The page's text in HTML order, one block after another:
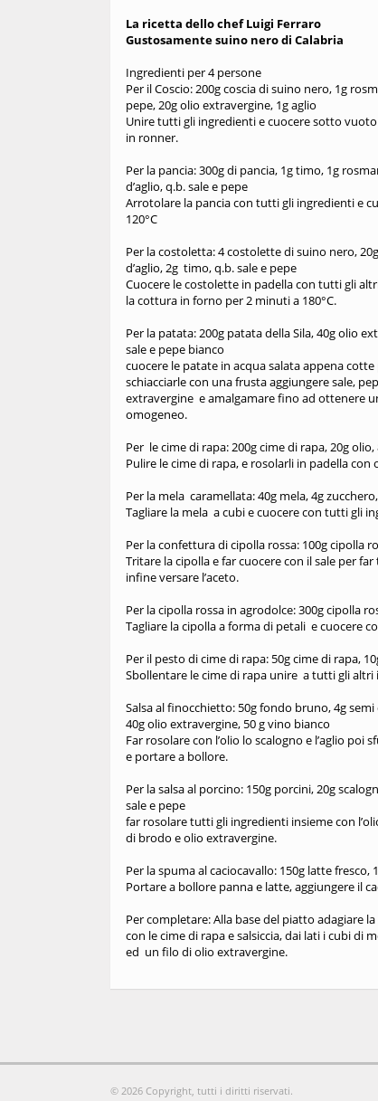
La ricetta dello chef Luigi Ferraro
Gustosamente suino nero di Calabria
Ingredienti per 4 persone
Per il Coscio: 200g coscia di suino nero, 1g
pepe, 20g olio extravergine, 1g aglio
Unire tutti gli ingredienti e cuocere sotto vuoto
in ronner.
Per la pancia: 300g di pancia, 1g timo, 1g
d’aglio, q.b. sale e pepe
Arrotolare la pancia con tutti gli ingredienti e
120°C
Per la costoletta: 4 costolette di suino nero,
d’aglio, 2g timo, q.b. sale e pepe
Cuocere le costolette in padella con tutti gli
la cottura in forno per 2 minuti a 180°C.
Per la patata: 200g patata della Sila, 40g olio
sale e pepe bianco
cuocere le patate in acqua salata appena cotte
schiacciarle con una frusta aggiungere sale,
extravergine e amalgamare fino ad ottenere
omogeneo.
Per le cime di rapa: 200g cime di rapa, 20g
Pulire le cime di rapa, e rosolarli in padella con
Per la mela caramellata: 40g mela, 4g
Tagliare la mela a cubi e cuocere con tutti gli
Per la confettura di cipolla rossa: 100g cipolla
Tritare la cipolla e far cuocere con il sale per
infine versare l’aceto.
Per la cipolla rossa in agrodolce: 300g cipolla
Tagliare la cipolla a forma di petali e cuocere
Per il pesto di cime di rapa: 50g cime di rapa,
Sbollentare le cime di rapa unire a tutti gli
Salsa al finocchietto: 50g fondo bruno, 4g
40g olio extravergine, 50 g vino bianco
Far rosolare con l’olio lo scalogno e l’aglio
e portare a bollore.
Per la salsa al porcino: 150g porcini, 20g
sale e pepe
far rosolare tutti gli ingredienti insieme con
di brodo e olio extravergine.
Per la spuma al caciocavallo: 150g latte
Portare a bollore panna e latte, aggiungere il
Per completare: Alla base del piatto adagiare
con le cime di rapa e salsiccia, dai lati i cubi di
ed un filo di olio extravergine.
© 2026 Copyright, tutti i diritti riservati.